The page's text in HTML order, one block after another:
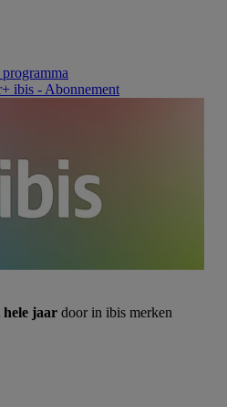
ibis - Abonnement
jaar door in ibis merken